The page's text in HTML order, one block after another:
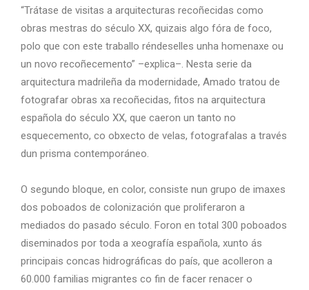
“Trátase de visitas a arquitecturas recoñecidas como
obras mestras do século XX, quizais algo fóra de foco,
polo que con este traballo réndeselles unha homenaxe ou
un novo recoñecemento” –explica–. Nesta serie da
arquitectura madrileña da modernidade, Amado tratou de
fotografar obras xa recoñecidas, fitos na arquitectura
española do século XX, que caeron un tanto no
esquecemento, co obxecto de velas, fotografalas a través
dun prisma contemporáneo.
O segundo bloque, en color, consiste nun grupo de imaxes
dos poboados de colonización que proliferaron a
mediados do pasado século. Foron en total 300 poboados
diseminados por toda a xeografía española, xunto ás
principais concas hidrográficas do país, que acolleron a
60.000 familias migrantes co fin de facer renacer o